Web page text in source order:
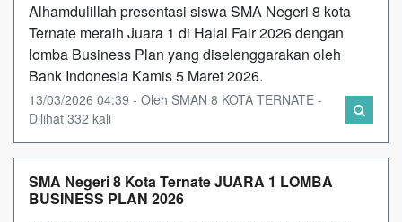
Alhamdulillah presentasi siswa SMA Negeri 8 kota
Ternate meraih Juara 1 di Halal Fair 2026 dengan
lomba Business Plan yang diselenggarakan oleh
Bank Indonesia Kamis 5 Maret 2026.
13/03/2026 04:39 - Oleh SMAN 8 KOTA TERNATE -
Dilihat 332 kali
SMA Negeri 8 Kota Ternate JUARA 1 LOMBA
BUSINESS PLAN 2026